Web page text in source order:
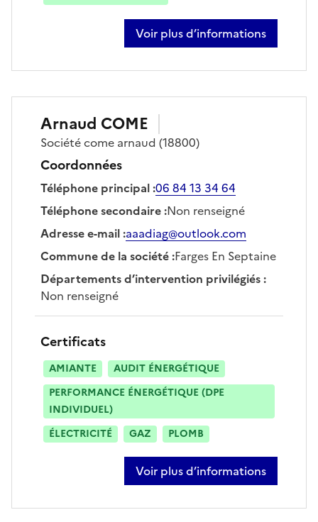
Voir plus d’informations
sur papa aly diop
Arnaud COME
Sociétécome arnaud (18800)
Coordonnées
Téléphone principal:06 84 13 34 64
Téléphone secondaire:Non renseigné
Adresse e-mail:aaadiag@outlook.com
Commune de la société:Farges En Septaine
Départements d’intervention privilégiés:
Non renseigné
Certificats
AMIANTE
AUDIT ÉNERGÉTIQUE
PERFORMANCE ÉNERGÉTIQUE (DPE
INDIVIDUEL)
ÉLECTRICITÉ
GAZ PLOMB
Voir plus d’informations
sur arnaud come